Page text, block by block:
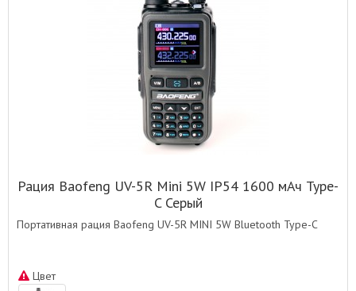
Рация Baofeng UV-5R Mini 5W IP54 1600 мАч Type-
C Серый
Портативная рация Baofeng UV-5R MINI 5W Bluetooth Type-C
Цвет